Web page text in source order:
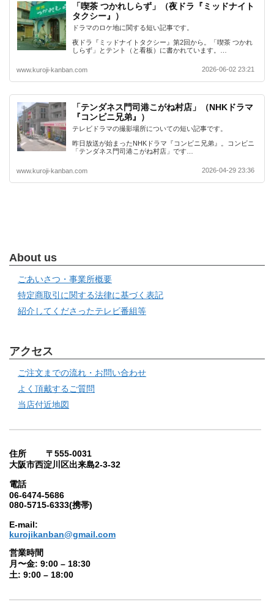
「喫茶 つかれしらず」（夜ドラ『ミッドナイト
タクシー』）
ドラマのロケ地に関する短い記事です。
夜ドラ『ミッドナイトタクシー』第2回から。「喫茶 つかれ
しらず」とテント（と看板）に書かれています。…
www.kuroji-kanban.com 2026-06-02 23:21
「テンダネス門司港こがね村店」（NHKドラマ
『コンビニ兄弟』）
テレビドラマの撮影場所についての短い記事です。
昨日放送が始まったNHKドラマ『コンビニ兄弟』。コンビニ
「テンダネス門司港こがね村店」です…
www.kuroji-kanban.com 2026-04-29 23:36
About us
ごあいさつ・事業所概要
特定商取引に関する法律に基づく表記
紹介してくださったテレビ番組等
アクセス
ご注文までの流れ・お問い合わせ
よく頂戴するご質問
当店付近地図
住所 〒555-0031
大阪市西淀川区出来島2-3-32
電話
06-6474-5686
080-5715-6333(携帯)
E-mail:
kurojikanban@gmail.com
営業時間
月〜金: 9:00 – 18:30
土: 9:00 – 18:00